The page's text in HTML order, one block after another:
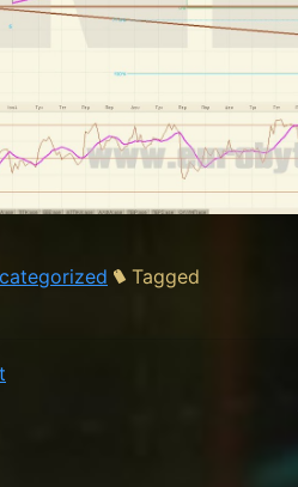
Tagged